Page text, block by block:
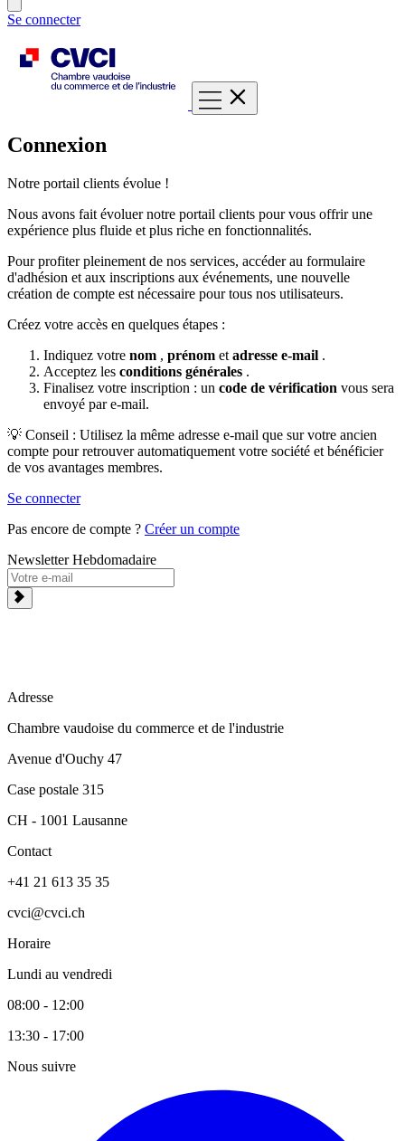
Se connecter
Connexion
Notre portail clients évolue !
Nous avons fait évoluer notre portail clients pour vous offrir une
expérience plus fluide et plus riche en fonctionnalités.
Pour profiter pleinement de nos services, accéder au formulaire
d'adhésion et aux inscriptions aux événements, une nouvelle
création de compte est nécessaire pour tous nos utilisateurs.
Créez votre accès en quelques étapes :
Indiquez votre nom , prénom et adresse e‑mail .
Acceptez les conditions générales .
Finalisez votre inscription : un code de vérification vous sera
envoyé par e‑mail.
💡 Conseil : Utilisez la même adresse e‑mail que sur votre ancien
compte pour retrouver automatiquement votre société et bénéficier
de vos avantages membres.
Se connecter
Pas encore de compte ? Créer un compte
Newsletter Hebdomadaire
Adresse
Chambre vaudoise du commerce et de l'industrie
Avenue d'Ouchy 47
Case postale 315
CH - 1001 Lausanne
Contact
+41 21 613 35 35
cvci@cvci.ch
Horaire
Lundi au vendredi
08:00 - 12:00
13:30 - 17:00
Nous suivre